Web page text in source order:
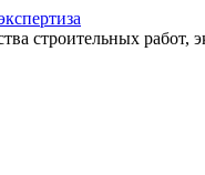
строительных работ,